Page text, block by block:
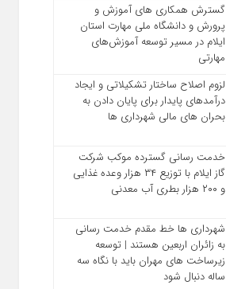
گسترش همکاری‌ های آموزش و
پرورش و دانشگاه ملی مهارت استان
ایلام در مسیر توسعه آموزش‌های
مهارتی
لزوم اصلاح ساختار تشکیلاتی و ایجاد
درآمدهای پایدار برای پایان دادن به
بحران‌ های مالی شهرداری‌ ها
خدمت رسانی گسترده موکب شرکت
گاز ایلام با توزیع ۳۴ هزار وعده غذایی
و ۲۰۰ هزار بطری آب معدنی
شهرداری‌ ها خط مقدم خدمت ‌رسانی
به زائران اربعین هستند | توسعه
زیرساخت ‌های مهران باید با نگاه سه‌
ساله دنبال شود